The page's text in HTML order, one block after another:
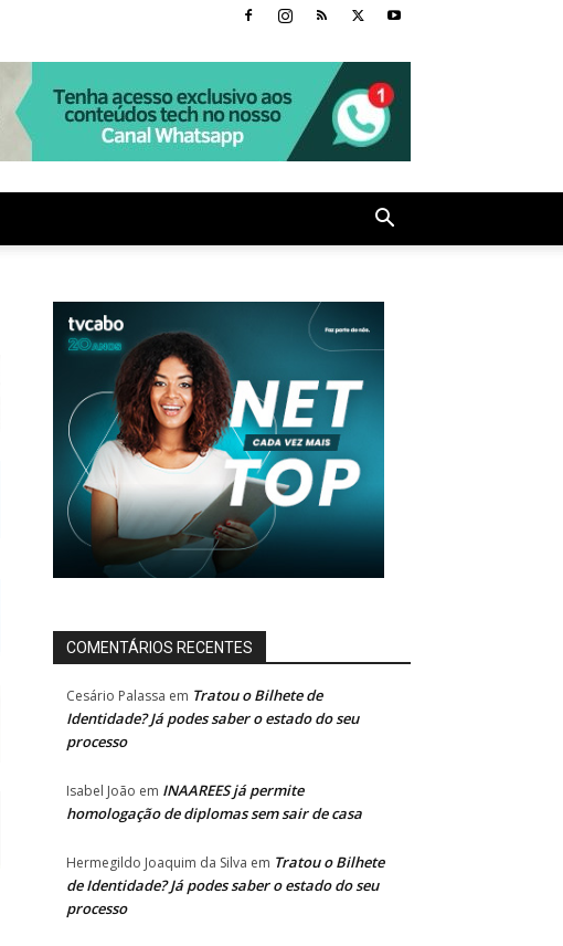
COMENTÁRIOS RECENTES
Cesário Palassa em Tratou o Bilhete de
Identidade? Já podes saber o estado do seu
processo
Isabel João em INAAREES já permite
homologação de diplomas sem sair de casa
Hermegildo Joaquim da Silva em Tratou o Bilhete
de Identidade? Já podes saber o estado do seu
processo